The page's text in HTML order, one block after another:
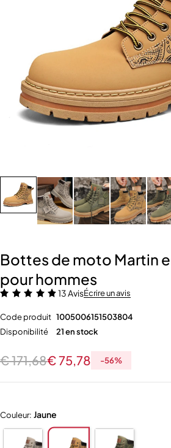
Bottes de moto Martin
pour hommes
13 AvisÉcrire un avis
Code produit 1005006151503804
Disponibilité
21 en stock
€171,68€75,78 -56%
Couleur: Jaune